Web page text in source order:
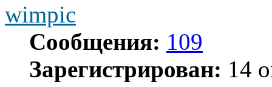
wimpic
Сообщения: 109
Зарегистрирован: 14